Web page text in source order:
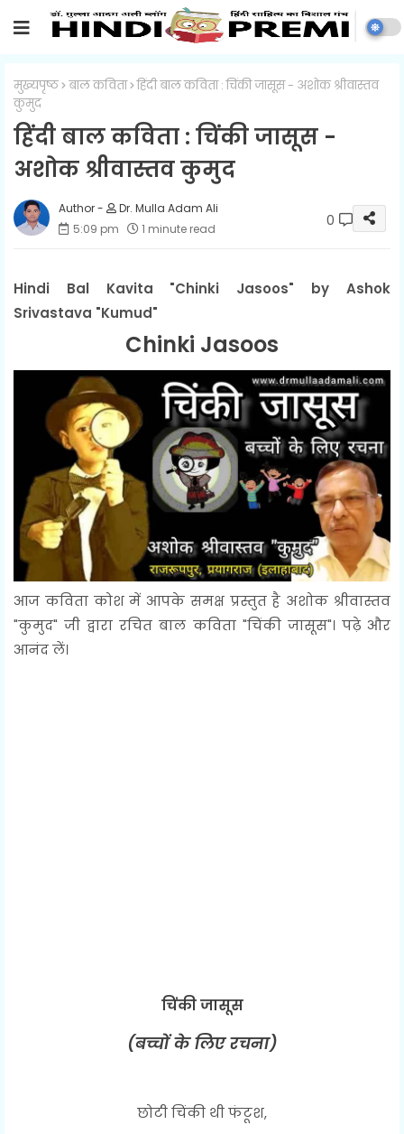
मुख्यपृष्ठ बाल कविता हिंदी बाल कविता : चिंकी जासूस - अशोक श्रीवास्तव
कुमुद
हिंदी बाल कविता : चिंकी जासूस -
अशोक श्रीवास्तव कुमुद
Dr. Mulla Adam Ali
5:09 pm
1 minute read 0
Hindi Bal Kavita "Chinki Jasoos" by Ashok
Srivastava "Kumud"
Chinki Jasoos
आज कविता कोश में आपके समक्ष प्रस्तुत है अशोक श्रीवास्तव
"कुमुद" जी द्वारा रचित बाल कविता "चिंकी जासूस"। पढ़े और
आनंद लें।
चिंकी जासूस
(बच्चों के लिए रचना)
छोटी चिंकी थी फंटूश,